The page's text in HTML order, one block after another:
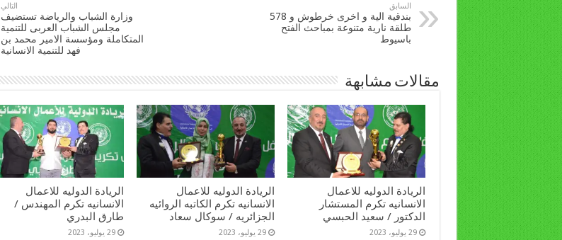
السابق
بندقية الية و اخرى خرطوش و 578
طلقة نارية متنوعة بمباحث الفتح
باسيوط
التالي
وزارة الشباب والرياضة تستضيف
مجلس الشباب العربى للتنمية
المتكاملة ومؤسسة الامير محمد بن
فهد للتنمية الانسانية
مقالات مشابهة
الريادة الدوليه للاعمال
الانسانيه تكرم المستشار
الدكتور / سعيد الحبسي
29 يوليو، 2023
الريادة الدوليه للاعمال
الانسانيه تكرم الكاتبه الروائيه
الجزائريه / سوكال سعاد
29 يوليو، 2023
الريادة الدوليه للاعمال
الانسانيه تكرم المهندس /
طارق البدري
29 يوليو، 2023